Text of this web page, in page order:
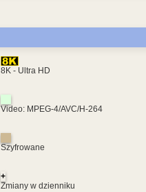
8K - Ultra HD
Video: MPEG-4/AVC/H-264
Szyfrowane
+
Zmiany w dzienniku